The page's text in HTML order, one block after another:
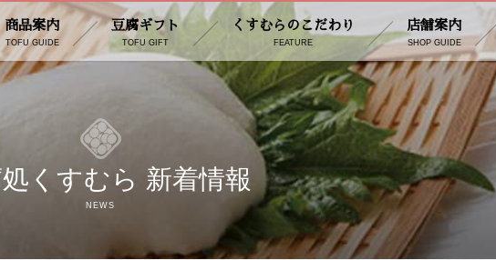
店舗案内
SHOP GUIDE
くすむらのこだわり
FEATURE
豆腐ギフト
TOFU GIFT
商品案内
TOFU GUIDE
くすむら 新着情報
NEWS